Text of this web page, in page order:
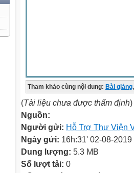
Tham khảo cùng nội dung: Bài giảng,
(Tài liệu chưa được thẩm định)
Nguồn:
Người gửi: Hỗ Trợ Thư Viện
Ngày gửi: 16h:31' 02-08-2019
Dung lượng: 5.3 MB
Số lượt tải: 0